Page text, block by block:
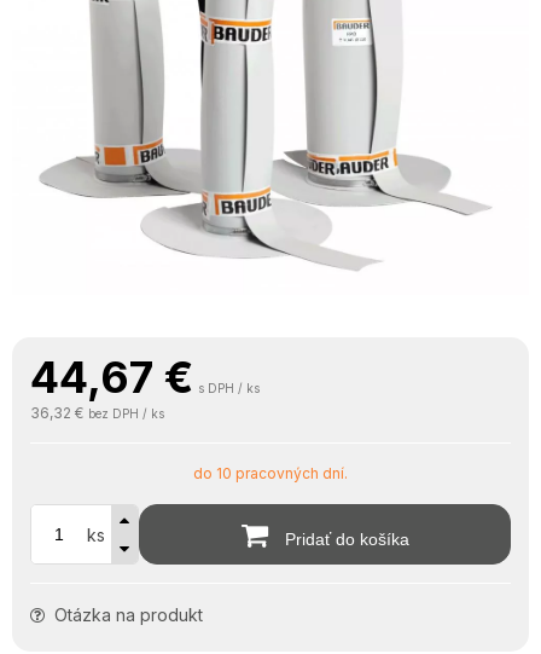
44,67 € s DPH / ks
36,32 € bez DPH / ks
do 10 pracovných dní.
ks Pridať do košíka
Otázka na produkt